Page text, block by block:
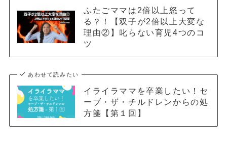
ふたごママは2倍以上怒って
る？！【双子が2倍以上大変な
理由②】叱らない育児4つのコ
ツ
あわせて読みたい
イライラママを卒業したい！セ
ーブ・ザ・チルドレンからの処
方箋【第１回】